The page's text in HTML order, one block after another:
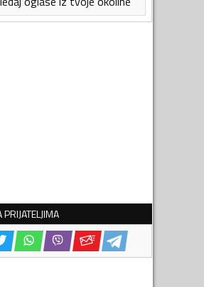
PRIJATELJIMA